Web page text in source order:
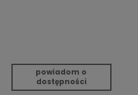
powiadom o
dostępności